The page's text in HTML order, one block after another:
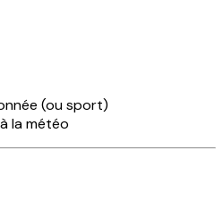
(ou sport)
la météo